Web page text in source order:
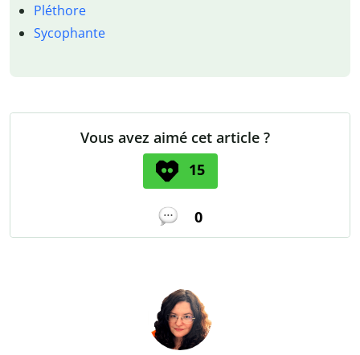
Pléthore
Sycophante
Vous avez aimé cet article ?
15
0